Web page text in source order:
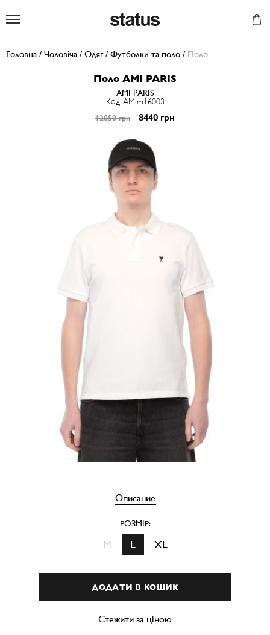
Головна / Чоловіча / Одяг/ Футболки та поло / Поло
Поло AMI PARIS
AMI PARIS
Код: AMIm16003
12050 грн 8440 грн
Описание
РОЗМІР:
M L XL
ДОДАТИ В КОШИК
Стежити за ціною